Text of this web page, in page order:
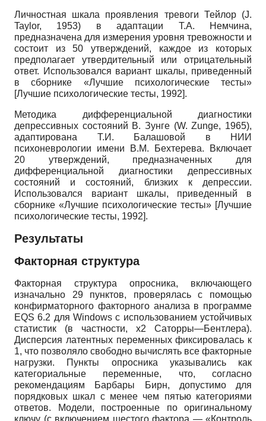
Личностная шкала проявления тревоги Тейлор (J.
Taylor, 1953) в адаптации Т.А. Немчина,
предназначена для измерения уровня тревожности и
состоит из 50 утверждений, каждое из которых
предполагает утвердительный или отрицательный
ответ. Использовался вариант шкалы, приведенный
в сборнике «Лучшие психологические тесты»
[Лучшие психологические тесты, 1992].
Методика дифференциальной диагностики
депрессивных состояний В. Зунге (W. Zunge, 1965),
адаптирована Т.И. Балашовой в НИИ
психоневрологии имени В.М. Бехтерева. Включает
20 утверждений, предназначенных для
дифференциальной диагностики депрессивных
состояний и состояний, близких к депрессии.
Использовался вариант шкалы, приведенный в
сборнике «Лучшие психологические тесты» [Лучшие
психологические тесты, 1992].
Результаты
Факторная структура
Факторная структура опросника, включающего
изначально 29 пунктов, проверялась с помощью
конфирматорного факторного анализа в программе
EQS6.2 дляWindowsс использованием устойчивых
статистик (в частности, х2 Саторры—Бентлера).
Дисперсия латентных переменных фиксировалась к
1, что позволяло свободно вычислять все факторные
нагрузки. Пункты опросника указывались как
категориальные переменные, что, согласно
рекомендациям Барбары Бирн, допустимо для
порядковых шкал с менее чем пятью категориями
ответов. Модели, построенные по оригинальному
ключу (с включением шестого фактора — «Контроль